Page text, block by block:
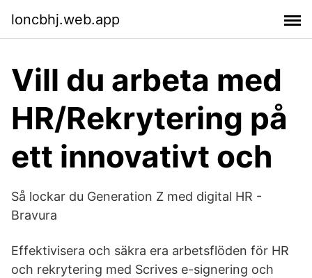
loncbhj.web.app
Vill du arbeta med
HR/Rekrytering på
ett innovativt och
Så lockar du Generation Z med digital HR -
Bravura
Effektivisera och säkra era arbetsflöden för HR
och rekrytering med Scrives e-signering och